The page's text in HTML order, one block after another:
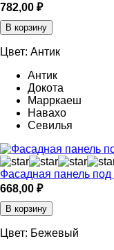
782,00 ₽
В корзину
Цвет: Антик
Антик
Докота
Марркаеш
Навахо
Севилья
Фасадная панель
668,00 ₽
В корзину
Цвет: Бежевый